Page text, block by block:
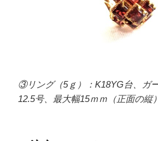
③リング（5ｇ）：K18YG台、ガ
12.5号、最大幅15ｍｍ（正面の縦）